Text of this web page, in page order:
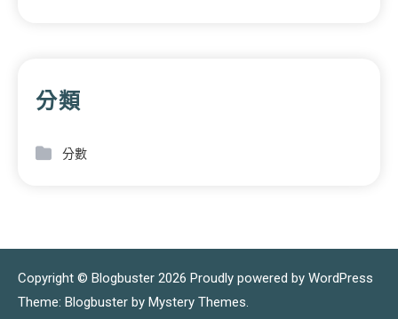
分類
分數
Copyright © Blogbuster 2026 Proudly powered by WordPress
Theme: Blogbuster by Mystery Themes.